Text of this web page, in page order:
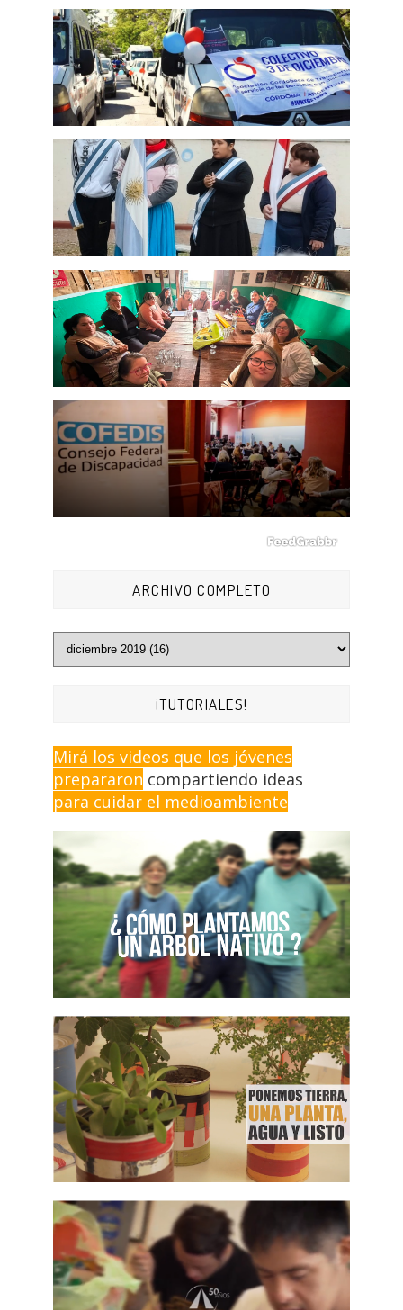
ARCHIVO COMPLETO
¡TUTORIALES!
Mirá los videos que los jóvenes
prepararon compartiendo ideas
para cuidar el medioambiente